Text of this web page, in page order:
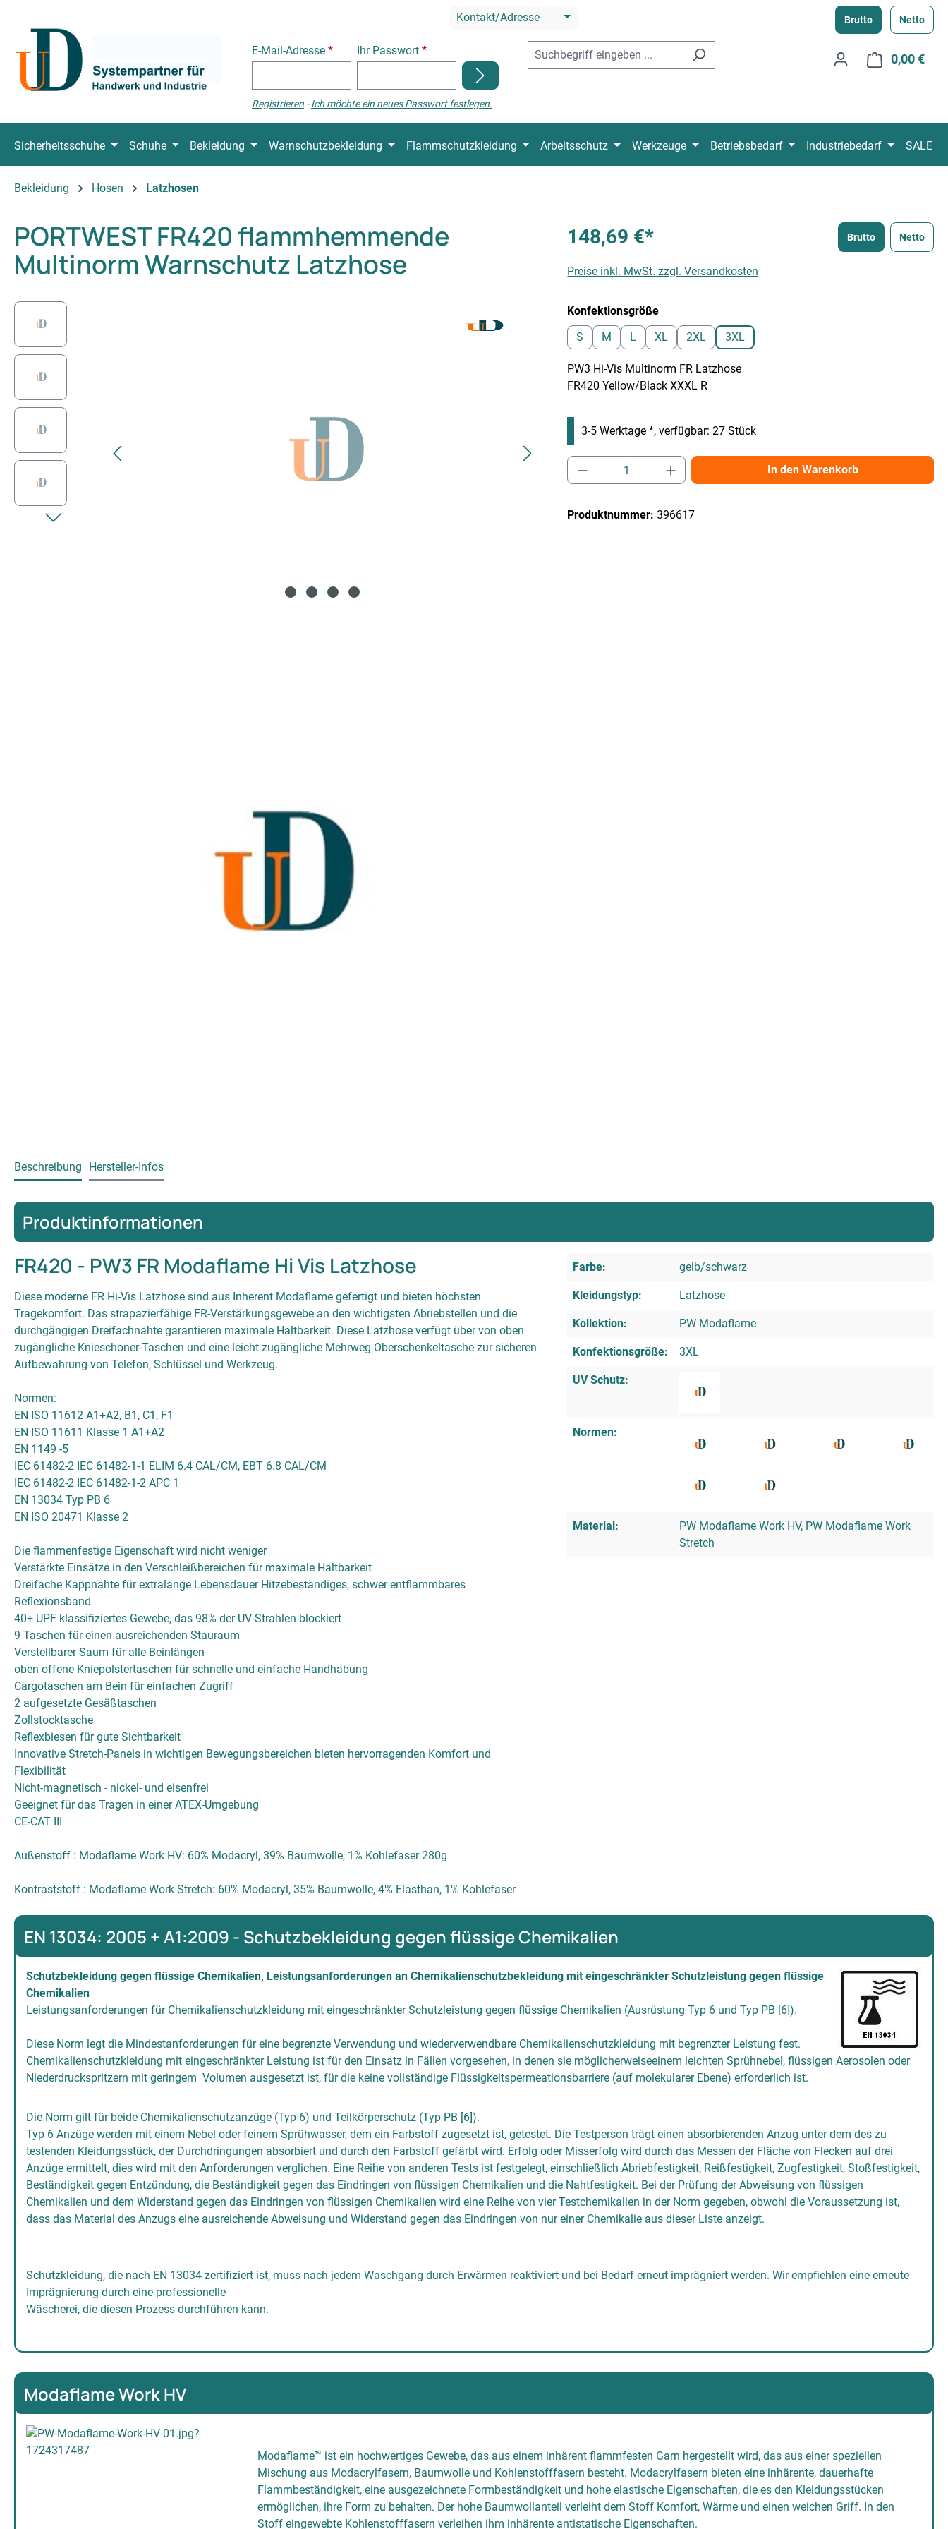
Kontakt/Adresse
E-Mail-Adresse * Ihr Passwort*
Registrieren -Ich möchte ein neues Passwort festlegen.
Brutto Netto
0,00 €
Sicherheitsschuhe Schuhe Bekleidung Warnschutzbekleidung Flammschutzkleidung Arbeitsschutz Werkzeuge Betriebsbedarf Industriebedarf SALE
Bekleidung Hosen Latzhosen
PORTWEST FR420 flammhemmende
Multinorm Warnschutz Latzhose
148,69 €* Brutto Netto
Preise inkl. MwSt. zzgl. Versandkosten
Konfektionsgrößeauswählen
S
M L XL 2XL 3XL
PW3 Hi-Vis Multinorm FR Latzhose
FR420 Yellow/Black XXXL R
3-5 Werktage *, verfügbar: 27 Stück
Produkt Anzahl: Gib den gewünschten Wert ein
In den Warenkorb
Produktnummer: 396617
Beschreibung Hersteller-Infos
Produktinformationen
FR420 - PW3 FR Modaflame Hi Vis Latzhose
Diese moderne FR Hi-Vis Latzhose sind aus Inherent Modaflame gefertigt und bieten höchsten
Tragekomfort. Das strapazierfähige FR-Verstärkungsgewebe an den wichtigsten Abriebstellen und die
durchgängigen Dreifachnähte garantieren maximale Haltbarkeit. Diese Latzhose verfügt über von oben
zugängliche Knieschoner-Taschen und eine leicht zugängliche Mehrweg-Oberschenkeltasche zur sicheren
Aufbewahrung von Telefon, Schlüssel und Werkzeug.
Normen:
EN ISO 11612 A1+A2, B1, C1, F1
EN ISO 11611 Klasse 1 A1+A2
EN 1149 -5
IEC 61482-2 IEC 61482-1-1 ELIM 6.4 CAL/CM, EBT 6.8 CAL/CM
IEC 61482-2 IEC 61482-1-2 APC 1
EN 13034 Typ PB 6
EN ISO 20471 Klasse 2
Die flammenfestige Eigenschaft wird nicht weniger
Verstärkte Einsätze in den Verschleißbereichen für maximale Haltbarkeit
Dreifache Kappnähte für extralange Lebensdauer Hitzebeständiges, schwer entflammbares
Reflexionsband
40+ UPF klassifiziertes Gewebe, das 98% der UV-Strahlen blockiert
9 Taschen für einen ausreichenden Stauraum
Verstellbarer Saum für alle Beinlängen
oben offene Kniepolstertaschen für schnelle und einfache Handhabung
Cargotaschen am Bein für einfachen Zugriff
2 aufgesetzte Gesäßtaschen
Zollstocktasche
Reflexbiesen für gute Sichtbarkeit
Innovative Stretch-Panels in wichtigen Bewegungsbereichen bieten hervorragenden Komfort und
Flexibilität
Nicht-magnetisch - nickel- und eisenfrei
Geeignet für das Tragen in einer ATEX-Umgebung
CE-CAT III
Außenstoff : Modaflame Work HV: 60% Modacryl, 39% Baumwolle, 1% Kohlefaser 280g
Kontraststoff : Modaflame Work Stretch: 60% Modacryl, 35% Baumwolle, 4% Elasthan, 1% Kohlefaser
Farbe: gelb/schwarz
Kleidungstyp: Latzhose
Kollektion: PW Modaflame
Konfektionsgröße: 3XL
UV Schutz:
Normen:
Material:
PW Modaflame Work HV, PW Modaflame Work
Stretch
EN 13034: 2005 + A1:2009 - Schutzbekleidung gegen flüssige Chemikalien
Schutzbekleidung gegen flüssige Chemikalien, Leistungsanforderungen an Chemikalienschutzbekleidung mit eingeschränkter Schutzleistung gegen flüssige
Chemikalien
Leistungsanforderungen für Chemikalienschutzkleidung mit eingeschränkter Schutzleistung gegen flüssige Chemikalien (Ausrüstung Typ 6 und Typ PB [6]).
Diese Norm legt die Mindestanforderungen für eine begrenzte Verwendung und wiederverwendbare Chemikalienschutzkleidung mit begrenzter Leistung fest.
Chemikalienschutzkleidung mit eingeschränkter Leistung ist für den Einsatz in Fällen vorgesehen, in denen sie möglicherweiseeinem leichten Sprühnebel, flüssigen Aerosolen oder
Niederdruckspritzern mit geringem Volumen ausgesetzt ist, für die keine vollständige Flüssigkeitspermeationsbarriere (auf molekularer Ebene) erforderlich ist.
Die Norm gilt für beide Chemikalienschutzanzüge (Typ 6) und Teilkörperschutz (Typ PB [6]).
Typ 6 Anzüge werden mit einem Nebel oder feinem Sprühwasser, dem ein Farbstoff zugesetzt ist, getestet. Die Testperson trägt einen absorbierenden Anzug unter dem des zu
testenden Kleidungsstück, der Durchdringungen absorbiert und durch den Farbstoff gefärbt wird. Erfolg oder Misserfolg wird durch das Messen der Fläche von Flecken auf drei
Anzüge ermittelt, dies wird mit den Anforderungen verglichen. Eine Reihe von anderen Tests ist festgelegt, einschließlich Abriebfestigkeit, Reißfestigkeit, Zugfestigkeit, Stoßfestigkeit,
Beständigkeit gegen Entzündung, die Beständigkeit gegen das Eindringen von flüssigen Chemikalien und die Nahtfestigkeit. Bei der Prüfung der Abweisung von flüssigen
Chemikalien und dem Widerstand gegen das Eindringen von flüssigen Chemikalien wird eine Reihe von vier Testchemikalien in der Norm gegeben, obwohl die Voraussetzung ist,
dass das Material des Anzugs eine ausreichende Abweisung und Widerstand gegen das Eindringen von nur einer Chemikalie aus dieser Liste anzeigt.
Schutzkleidung, die nach EN 13034 zertifiziert ist, muss nach jedem Waschgang durch Erwärmen reaktiviert und bei Bedarf erneut imprägniert werden. Wir empfiehlen eine erneute
Imprägnierung durch eine professionelle
Wäscherei, die diesen Prozess durchführen kann.
Modaflame Work HV
Modaflame™ ist ein hochwertiges Gewebe, das aus einem inhärent flammfesten Garn hergestellt wird, das aus einer speziellen
Mischung aus Modacrylfasern, Baumwolle und Kohlenstofffasern besteht. Modacrylfasern bieten eine inhärente, dauerhafte
Flammbeständigkeit, eine ausgezeichnete Formbeständigkeit und hohe elastische Eigenschaften, die es den Kleidungsstücken
ermöglichen, ihre Form zu behalten. Der hohe Baumwollanteil verleiht dem Stoff Komfort, Wärme und einen weichen Griff. In den
Stoff eingewebte Kohlenstofffasern verleihen ihm inhärente antistatische Eigenschaften.